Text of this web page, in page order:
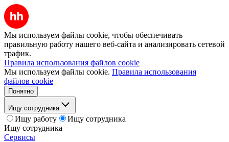
Мы используем файлы cookie, чтобы обеспечивать
правильную работу нашего веб-сайта и анализировать сетевой
трафик.
Правила использования файлов cookie
Мы используем файлы cookie. Правила использования
файлов cookie
Понятно
Ищу сотрудника
Ищу работу
Ищу сотрудника
Ищу сотрудника
Сервисы